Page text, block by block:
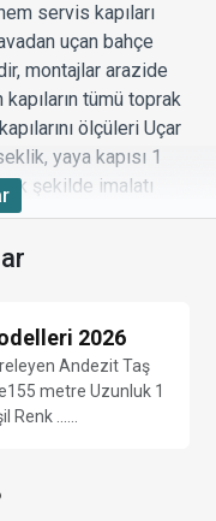
servis kapıları
uçan bahçe
montajlar arazide
tümü toprak
ölçüleri Uçar
yaya kapısı 1
şekilde imalatı
kapısı alımı için
hızlı bir şekilde
toplu projesi
2026
Andezit Taş
metre Uzunluk 1
......